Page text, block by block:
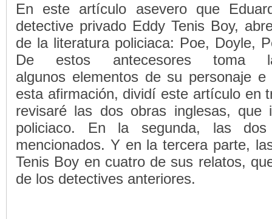
En este artículo asevero que
detective privado Eddy Tenis Boy,
de la literatura policiaca: Poe, Doyle,
De estos antecesores toma
algunos elementos de su personaje
esta afirmación, dividí este artículo en
revisaré las dos obras inglesas, que
policiaco. En la segunda, las
mencionados. Y en la tercera parte,
Tenis Boy en cuatro de sus relatos,
de los detectives anteriores.